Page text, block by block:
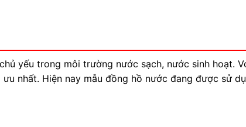
yếu trong môi trường nước sạch, nước sinh hoạt.
nhất. Hiện nay mẫu đồng hồ nước đang được sử